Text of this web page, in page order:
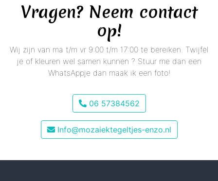
Vragen? Neem contact
op!
Wij zijn van ma t/m vr 9:00 t/m 17:00 te bereiken. Twijfel
je of kleuren wel samen kunnen ? Stuur me dan een
WhatsAppje dan maak ik een foto!
06 57384562
Info@mozaiektegeltjes-enzo.nl